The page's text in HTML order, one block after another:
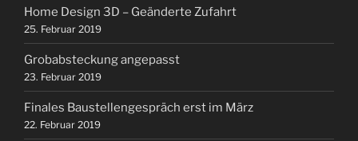
Home Design 3D – Geänderte Zufahrt
25. Februar 2019
Grobabsteckung angepasst
23. Februar 2019
Finales Baustellengespräch erst im März
22. Februar 2019